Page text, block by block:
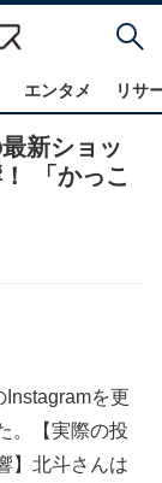
エンタメ リサ
新ショッ
「かっこ
を更
。【実際の投
】北斗さんは